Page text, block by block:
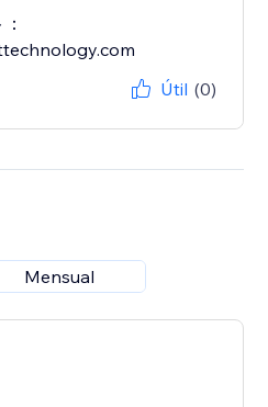
Útil (0)
Mensual